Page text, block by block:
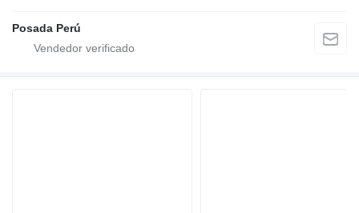
Posada Perú